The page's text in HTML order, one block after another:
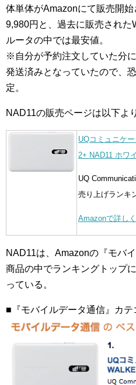
体単体がAmazonにて販売開
9,980円と、過去に販売され
ルータの中では最安値。
※自分が予約注文していた分
発送済みとなっていたので、
定。
NAD11の販売ページは以下より
UQコミュニケ
2+ NAD11 ホワ
UQ
売り上げランキ
Amazonで詳し
NAD11は、Amazonの『モバ
商品の中でランキングトップ
っている。
■『モバイルデータ通信』カテ